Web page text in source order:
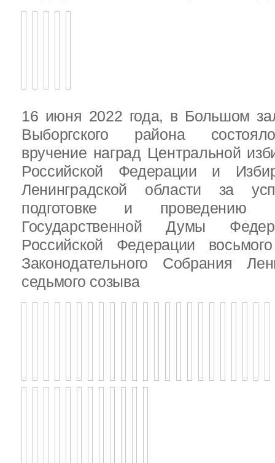
16 июня 2022 года, в Большом
Выборгского района
вручение наград Центральной
Российской Федерации и
Ленинградской области за
подготовке и проведению
Государственной Думы
Российской Федерации
Законодательного Собрания
седьмого созыва